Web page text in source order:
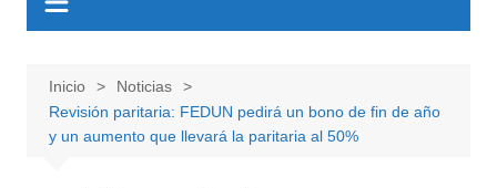
Inicio
Noticias
Revisión paritaria: FEDUN pedirá un bono de fin de año
y un aumento que llevará la paritaria al 50%